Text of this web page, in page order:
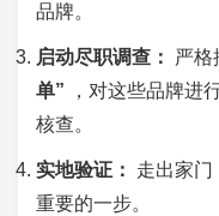
品牌。
启动尽职调查： 严格
单” ，对这些品牌进
核查。
实地验证：
走出家门
重要的一步。